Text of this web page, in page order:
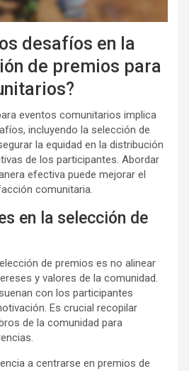
desafíos en la
de premios para
eventos comunitarios implica
incluyendo la selección de
la equidad en la distribución
de los participantes. Abordar
efectiva puede mejorar el
comunitaria.
en la selección de
de premios es no alinear
y valores de la comunidad.
con los participantes
Es crucial recopilar
de la comunidad para
a centrarse en premios de